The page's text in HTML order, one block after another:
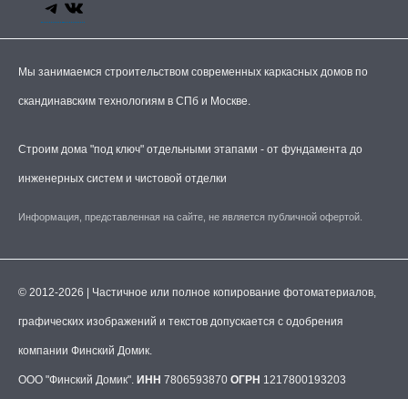
Мы занимаемся строительством современных каркасных домов по
скандинавским технологиям в СПб и Москве.
Строим дома "под ключ" отдельными этапами - от фундамента до
инженерных систем и чистовой отделки
Информация, представленная на сайте, не является публичной офертой.
© 2012-2026 | Частичное или полное копирование фотоматериалов,
графических изображений и текстов допускается с одобрения
компании Финский Домик.
ООО "Финский Домик". ИНН 7806593870 ОГРН 1217800193203